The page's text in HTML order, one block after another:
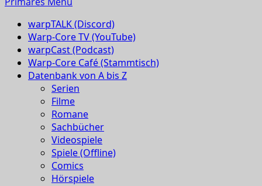
warpTALK (Discord)
Warp-Core TV (YouTube)
warpCast (Podcast)
Warp-Core Café (Stammtisch)
Datenbank von A bis Z
Serien
Filme
Romane
Sachbücher
Videospiele
Spiele (Offline)
Comics
Hörspiele